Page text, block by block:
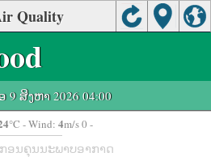
Quality
9 ສິງຫາ 2026 04:00
°C - Wind: 4m/s 0 -
ອນຄຸນນະພາບອາກາດ